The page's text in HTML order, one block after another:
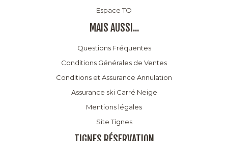
Espace TO
MAIS AUSSI...
Questions Fréquentes
Conditions Générales de Ventes
Conditions et Assurance Annulation
Assurance ski Carré Neige
Mentions légales
Site Tignes